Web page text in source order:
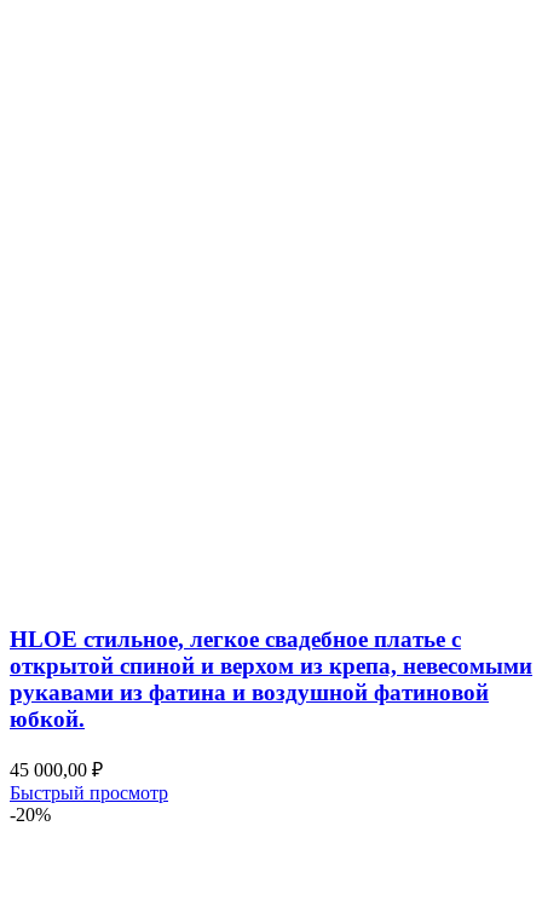
HLOE стильное, легкое свадебное платье с
открытой спиной и верхом из крепа, невесомыми
рукавами из фатина и воздушной фатиновой
юбкой.
45 000,00 ₽
Быстрый просмотр
-20%